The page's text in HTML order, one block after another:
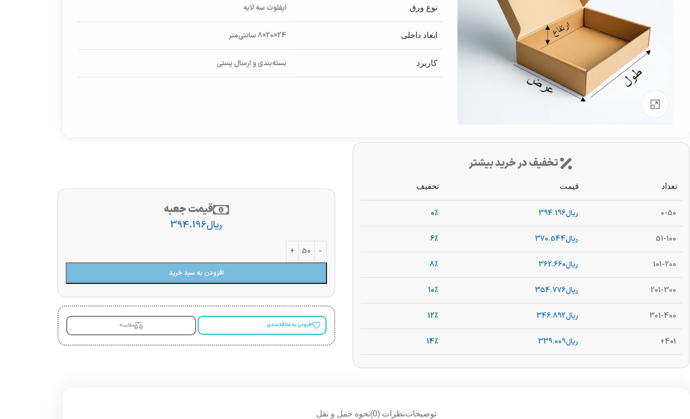
نوع ورق ایفلوت سه لایه
ابعاد داخلی 24×20×8 سانتی‌متر
کاربرد بسته‌بندی و ارسال پستی
تخفیف در خرید بیشتر
تعداد قیمت تخفیف
0-50 ریال394.196
0%
51-100 ریال370.544
6%
101-200 ریال362.660
8%
201-300 ریال354.776
10%
301-400 ریال346.892
12%
401+ ریال339.009
14%
قیمت جعبه
ریال394.196
افزودن به سبد خرید
افزودن به علاقه مندی مقایسه
توضیحاتنظرات (0) نحوه حمل و نقل